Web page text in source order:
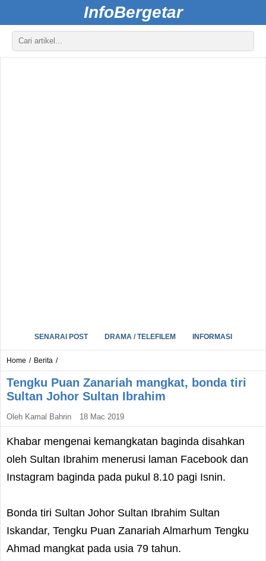
InfoBergetar
SENARAI POST DRAMA / TELEFILEM INFORMASI
Home / Berita /
Tengku Puan Zanariah mangkat, bonda tiri
Sultan Johor Sultan Ibrahim
Oleh Kamal Bahrin 18 Mac 2019
Khabar mengenai kemangkatan baginda disahkan
oleh Sultan Ibrahim menerusi laman Facebook dan
Instagram baginda pada pukul 8.10 pagi Isnin.
Bonda tiri Sultan Johor Sultan Ibrahim Sultan
Iskandar, Tengku Puan Zanariah Almarhum Tengku
Ahmad mangkat pada usia 79 tahun.